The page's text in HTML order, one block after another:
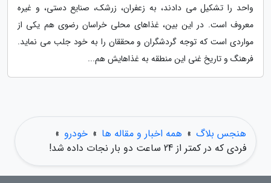
واحد را تشکیل می دادند، به زعفران، زرشک، صنایع دستی، و غیره
معروف است. در این بین، غذاهای محلی خراسان رضوی هم یکی از
مواردی است که توجه گردشگران و محققان را به خود جلب می نماید.
فرهنگ و تاریخ غنی این منطقه به غذاهایش هم...
هنجس بلاگ » همه اخبار و مقاله ها » خودرو »
فردی که در کمتر از 24 ساعت دو بار نجات داده شد!